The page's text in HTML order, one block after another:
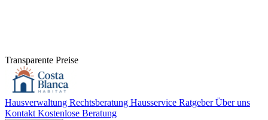
Transparente Preise
Hausverwaltung Rechtsberatung Hausservice RatgeberÜber uns
Kontakt Kostenlose Beratung